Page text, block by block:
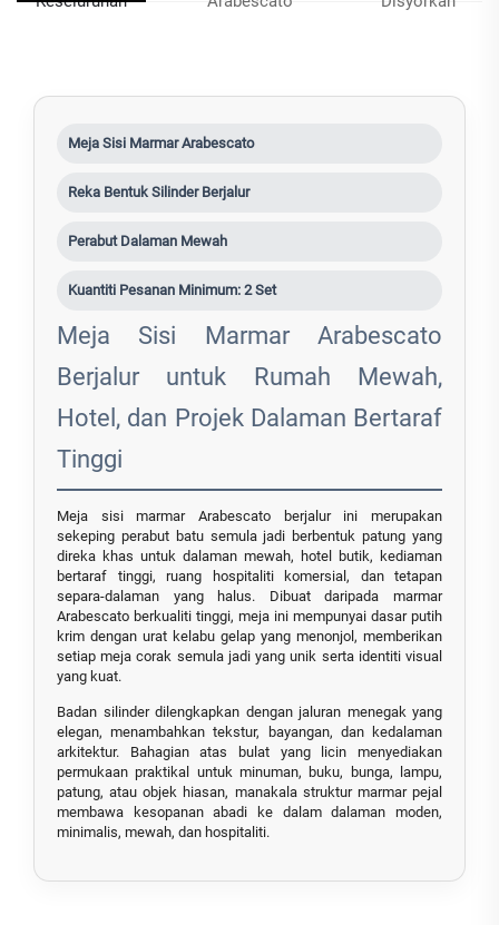
Meja Sisi Marmar Arabescato
Reka Bentuk Silinder Berjalur
Perabut Dalaman Mewah
Kuantiti Pesanan Minimum: 2 Set
Meja Sisi Marmar Arabescato
Berjalur untuk Rumah Mewah,
Hotel, dan Projek Dalaman Bertaraf
Tinggi
Meja sisi marmar Arabescato berjalur ini merupakan
sekeping perabut batu semula jadi berbentuk patung yang
direka khas untuk dalaman mewah, hotel butik, kediaman
bertaraf tinggi, ruang hospitaliti komersial, dan tetapan
separa-dalaman yang halus. Dibuat daripada marmar
Arabescato berkualiti tinggi, meja ini mempunyai dasar putih
krim dengan urat kelabu gelap yang menonjol, memberikan
setiap meja corak semula jadi yang unik serta identiti visual
yang kuat.
Badan silinder dilengkapkan dengan jaluran menegak yang
elegan, menambahkan tekstur, bayangan, dan kedalaman
arkitektur. Bahagian atas bulat yang licin menyediakan
permukaan praktikal untuk minuman, buku, bunga, lampu,
patung, atau objek hiasan, manakala struktur marmar pejal
membawa kesopanan abadi ke dalam dalaman moden,
minimalis, mewah, dan hospitaliti.